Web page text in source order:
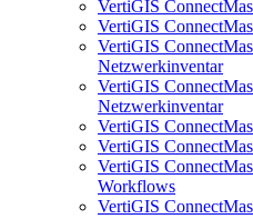
VertiGIS
VertiGIS
VertiGIS
Netzwerkinventar
VertiGIS
Netzwerkinventar
VertiGIS
VertiGIS
VertiGIS
Workflows
VertiGIS